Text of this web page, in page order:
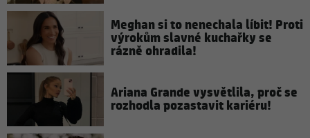
Meghan si to nenechala líbit! Proti
výrokům slavné kuchařky se
rázně ohradila!
Ariana Grande vysvětlila, proč se
rozhodla pozastavit kariéru!